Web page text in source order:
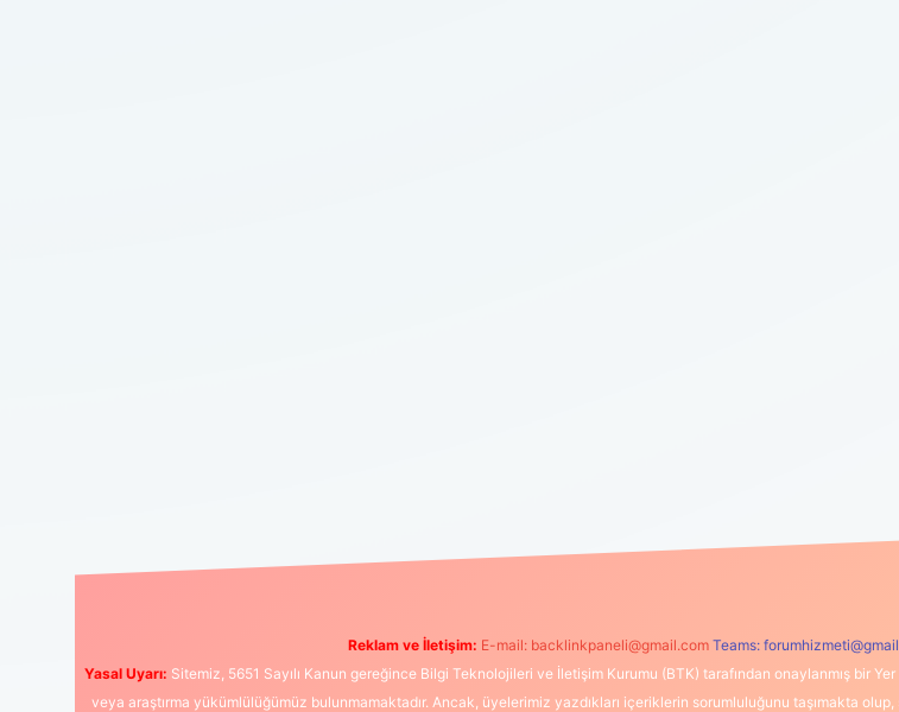
Reklam ve İletişim: E-mail: backlinkpaneli@gmail.com Teams:
Yasal Uyarı: Sitemiz, 5651 Sayılı Kanun gereğince Bilgi Teknolojileri ve İletişim Kurumu (BTK) tarafından onaylanmış bir
veya araştırma yükümlülüğümüz bulunmamaktadır. Ancak, üyelerimiz yazdıkları içeriklerin sorumluluğunu taşımakta